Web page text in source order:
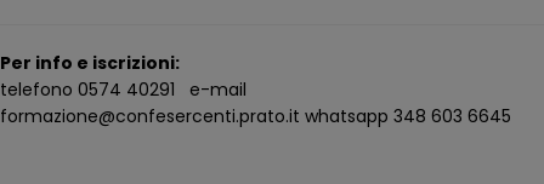
Per info e iscrizioni:
telefono 0574 40291 e-mail
formazione@confesercenti.prato.it whatsapp 348 603 6645